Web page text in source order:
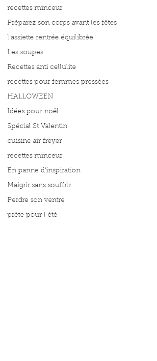
recettes minceur
Préparez son corps avant les fêtes
l'assiette rentrée équilibrée
Les soupes
Recettes anti cellulite
recettes pour femmes pressées
HALLOWEEN
Idées pour noël
Spécial St Valentin
cuisine air freyer
recettes minceur
En panne d'inspiration
Maigrir sans souffrir
Perdre son ventre
prête pour l été